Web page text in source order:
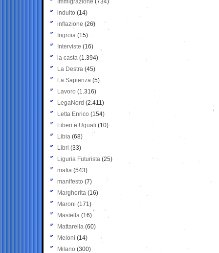
Immigrazione (734)
indulto (14)
inflazione (26)
Ingroia (15)
Interviste (16)
la casta (1.394)
La Destra (45)
La Sapienza (5)
Lavoro (1.316)
LegaNord (2.411)
Letta Enrico (154)
Liberi e Uguali (10)
Libia (68)
Libri (33)
Liguria Futurista (25)
mafia (543)
manifesto (7)
Margherita (16)
Maroni (171)
Mastella (16)
Mattarella (60)
Meloni (14)
Milano (300)